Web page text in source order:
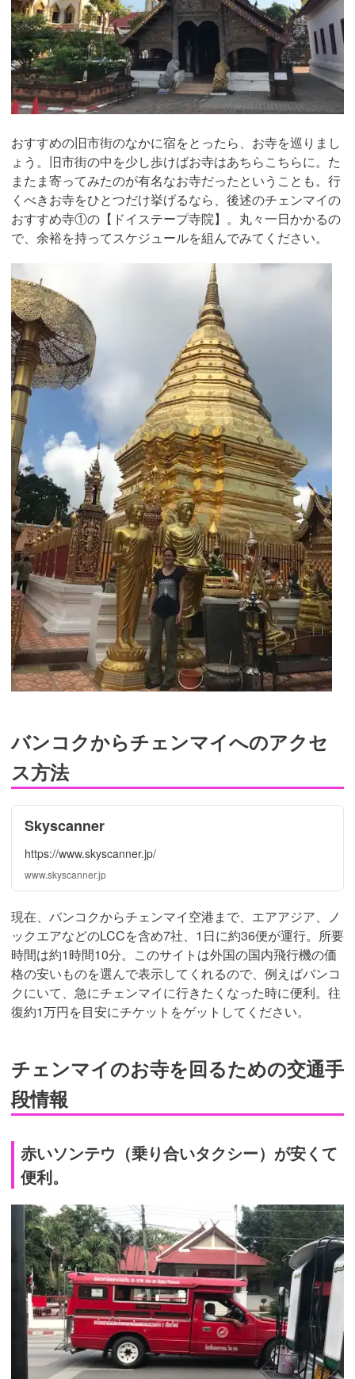
おすすめの旧市街のなかに宿をとったら、お寺を巡りまし
ょう。旧市街の中を少し歩けばお寺はあちらこちらに。た
またま寄ってみたのが有名なお寺だったということも。行
くべきお寺をひとつだけ挙げるなら、後述のチェンマイの
おすすめ寺①の【ドイステープ寺院】。丸々一日かかるの
で、余裕を持ってスケジュールを組んでみてください。
バンコクからチェンマイへのアクセ
ス方法
Skyscanner
https://www.skyscanner.jp/
www.skyscanner.jp
現在、バンコクからチェンマイ空港まで、エアアジア、ノ
ックエアなどのLCCを含め7社、1日に約36便が運行。所要
時間は約1時間10分。このサイトは外国の国内飛行機の価
格の安いものを選んで表示してくれるので、例えばバンコ
クにいて、急にチェンマイに行きたくなった時に便利。往
復約1万円を目安にチケットをゲットしてください。
チェンマイのお寺を回るための交通手
段情報
赤いソンテウ（乗り合いタクシー）が安くて
便利。